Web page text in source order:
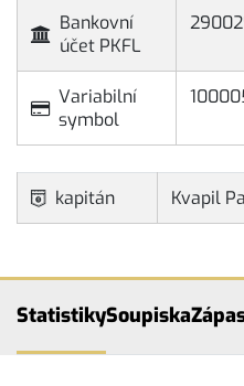
Bankovní
účet PKFL
Variabilní
symbol
kapitán Kvapil
StatistikySoupiska